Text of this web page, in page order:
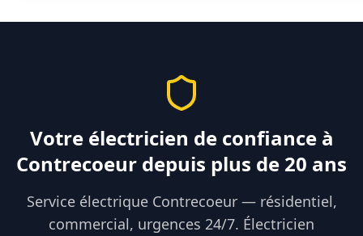
Votre électricien de confiance à
Contrecoeur depuis plus de 20 ans
Service électrique Contrecoeur — résidentiel,
commercial, urgences 24/7. Électricien